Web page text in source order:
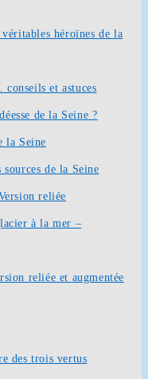
héroïnes de la
et astuces
de la Seine ?
la Seine
sources de la Seine
reliée
à la mer –
reliée et augmentée
des trois vertus